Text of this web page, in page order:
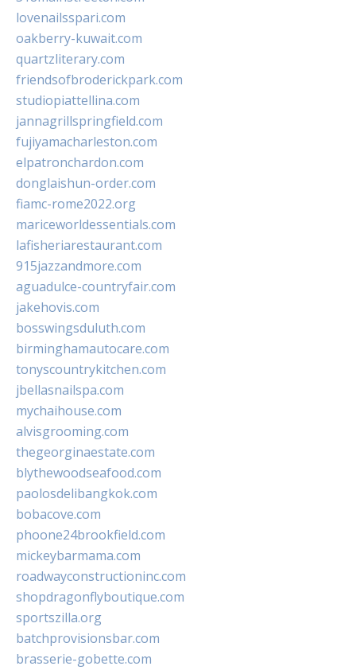
lovenailsspari.com
oakberry-kuwait.com
quartzliterary.com
friendsofbroderickpark.com
studiopiattellina.com
jannagrillspringfield.com
fujiyamacharleston.com
elpatronchardon.com
donglaishun-order.com
fiamc-rome2022.org
mariceworldessentials.com
lafisheriarestaurant.com
915jazzandmore.com
aguadulce-countryfair.com
jakehovis.com
bosswingsduluth.com
birminghamautocare.com
tonyscountrykitchen.com
jbellasnailspa.com
mychaihouse.com
alvisgrooming.com
thegeorginaestate.com
blythewoodseafood.com
paolosdelibangkok.com
bobacove.com
phoone24brookfield.com
mickeybarmama.com
roadwayconstructioninc.com
shopdragonflyboutique.com
sportszilla.org
batchprovisionsbar.com
brasserie-gobette.com